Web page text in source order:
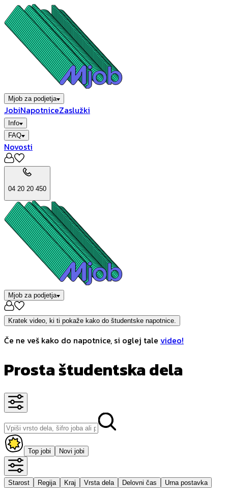
Mjob za podjetja
JobiNapotniceZaslužki
Info
FAQ
Novosti
04 20 20 450
Mjob za podjetja
Kratek video, ki ti pokaže kako do študentske napotnice.
Če ne veš kako do napotnice, si oglej tale video!
Prosta študentska dela
Top jobi Novi jobi
Starost Regija Kraj Vrsta dela Delovni čas Urna postavka